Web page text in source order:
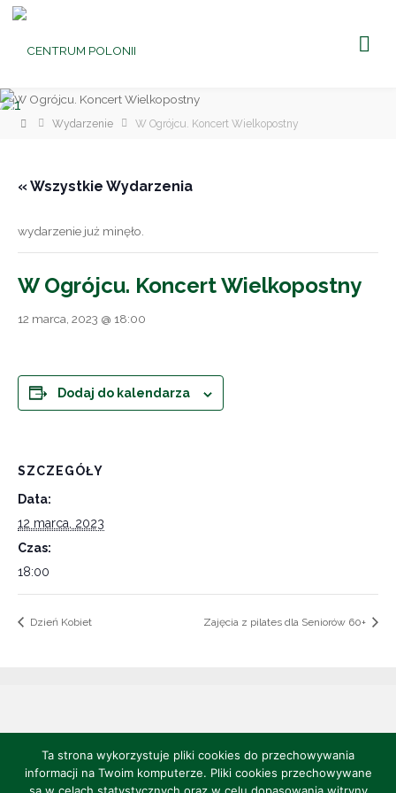
Rekreacji
w Brniu
StronaWydarzenie W Ogrójcu. Koncert Wielkopostny
« Wszystkie Wydarzenia
wydarzenie już minęło.
W Ogrójcu. Koncert Wielkopostny
12 marca, 2023 @ 18:00
Dodaj do kalendarza
SZCZEGÓŁY
Data:
12 marca, 2023
Czas:
18:00
Dzień Kobiet Zajęcia z pilates dla Seniorów 60+
Projekt i realizacja: Jakub Szczebak -
Ta strona wykorzystuje pliki cookies do przechowywania
informacji na Twoim komputerze. Pliki cookies przechowywane